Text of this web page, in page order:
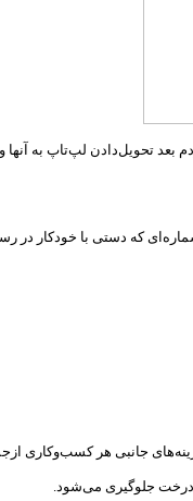
بودم بعد تحویل‌دادن لپ‌تاپ به
که دستی با خودکار در
جانبی هر کسب‌وکاری
درخت جلوگیری می‌شود.